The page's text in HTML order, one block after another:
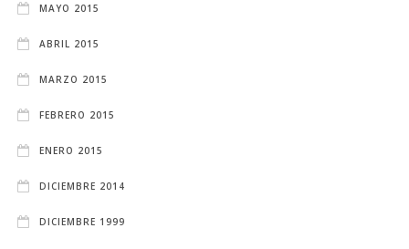
MAYO 2015
ABRIL 2015
MARZO 2015
FEBRERO 2015
ENERO 2015
DICIEMBRE 2014
DICIEMBRE 1999